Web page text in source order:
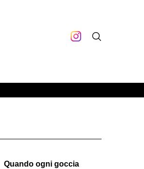
Quando ogni goccia